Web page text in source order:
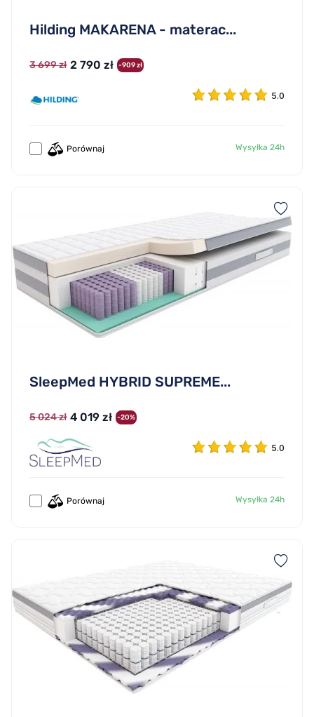
Hilding MAKARENA - materac...
3 699 zł 2 790 zł -909 zł
5.0
Porównaj Wysyłka 24h
SleepMed HYBRID SUPREME...
5 024 zł 4 019 zł -20%
5.0
Porównaj Wysyłka 24h